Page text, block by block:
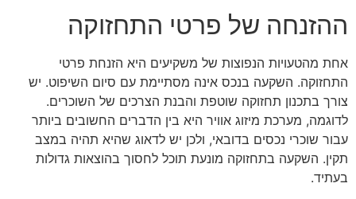
ההזנחה של פרטי התחזוקה
אחת מהטעויות הנפוצות של משקיעים היא הזנחת פרטי
התחזוקה. השקעה בנכס אינה מסתיימת עם סיום השיפוט. יש
צורך בתכנון תחזוקה שוטפת והבנת הצרכים של השוכרים.
לדוגמה, מערכת מיזוג אוויר היא בין הדברים החשובים ביותר
עבור שוכרי נכסים בדובאי, ולכן יש לדאוג שהיא תהיה במצב
תקין. השקעה בתחזוקה מונעת תוכל לחסוך בהוצאות גדולות
בעתיד.